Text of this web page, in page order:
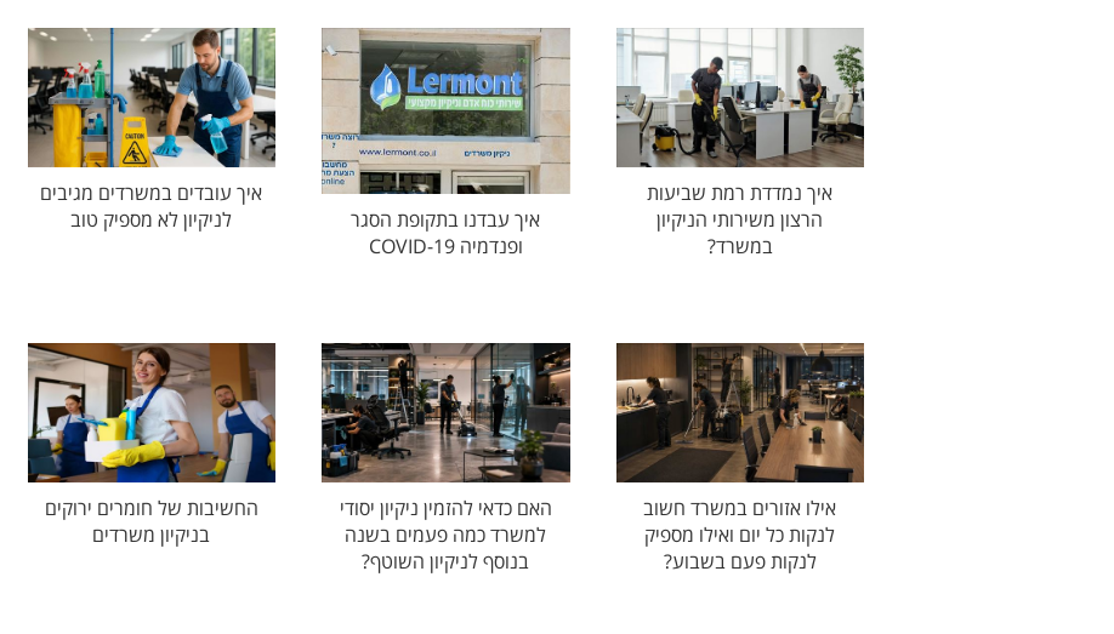
איך נמדדת רמת שביעות
הרצון משירותי הניקיון
במשרד?
איך עבדנו בתקופת הסגר
ופנדמיה COVID-19
איך עובדים במשרדים מגיבים
לניקיון לא מספיק טוב
אילו אזורים במשרד חשוב
לנקות כל יום ואילו מספיק
לנקות פעם בשבוע?
האם כדאי להזמין ניקיון יסודי
למשרד כמה פעמים בשנה
בנוסף לניקיון השוטף?
החשיבות של חומרים ירוקים
בניקיון משרדים